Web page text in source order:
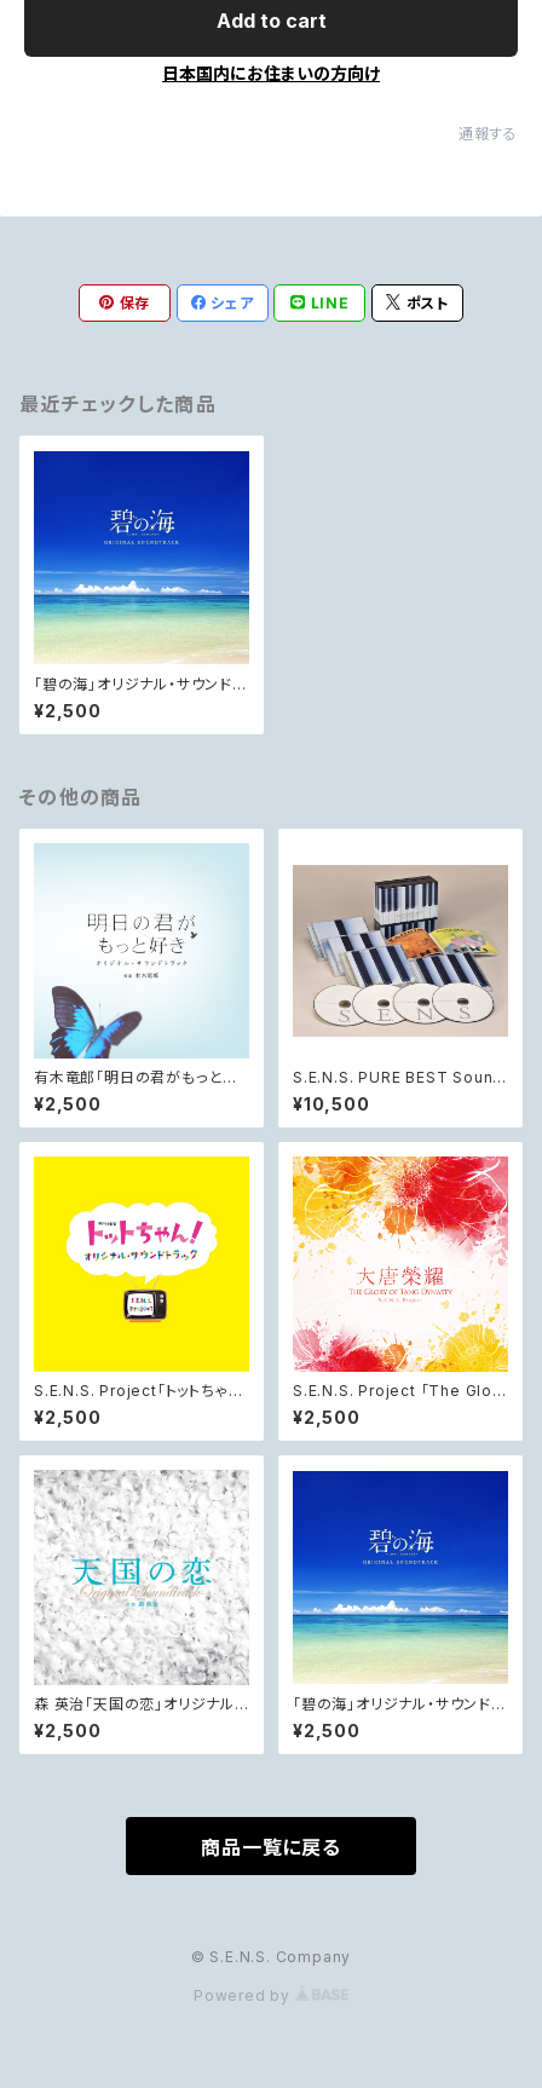
Add to cart
日本国内にお住まいの方向け
通報する
保存 シェア LINE ポスト
最近チェックした商品
「碧の海」オリジナル・サウンドト
ラック
¥2,500
その他の商品
有木竜郎「明日の君がもっと好
き」オリジナル・サウンドトラック
¥2,500
S.E.N.S. PURE BEST Sound.
Earth. Nature. Spirit.
¥10,500
S.E.N.S. Project「トットちゃ
ん！」 オリジナル・サウンドトラッ
ク
¥2,500
S.E.N.S. Project 「The Glory
of Tang Dynasty - 中国ドラ
マ『麗王別姫 〜花散る永遠の
愛〜』オリジナル・サウンドトラッ
¥2,500
森 英治「天国の恋」オリジナル・
サウンドトラック
¥2,500
「碧の海」オリジナル・サウンドト
ラック
¥2,500
商品一覧に戻る
© S.E.N.S. Company
Powered by